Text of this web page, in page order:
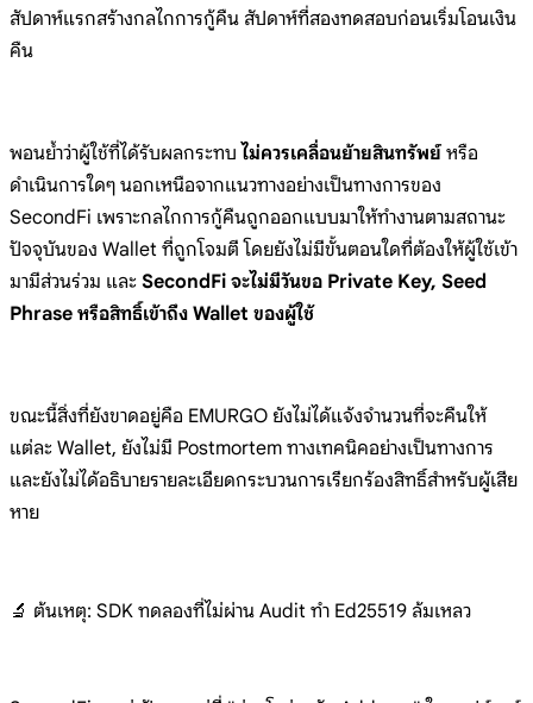
สัปดาห์แรกสร้างกลไกการกู้คืน สัปดาห์ที่สองทดสอบก่อนเริ่มโอนเงิน
คืน
พอนย้ำว่าผู้ใช้ที่ได้รับผลกระทบ ไม่ควรเคลื่อนย้ายสินทรัพย์ หรือ
ดำเนินการใดๆ นอกเหนือจากแนวทางอย่างเป็นทางการของ
SecondFi เพราะกลไกการกู้คืนถูกออกแบบมาให้ทำงานตามสถานะ
ปัจจุบันของ Wallet ที่ถูกโจมตี โดยยังไม่มีขั้นตอนใดที่ต้องให้ผู้ใช้เข้า
มามีส่วนร่วม และ SecondFi จะไม่มีวันขอ Private Key, Seed
Phrase หรือสิทธิ์เข้าถึง Wallet ของผู้ใช้
ขณะนี้สิ่งที่ยังขาดอยู่คือ EMURGO ยังไม่ได้แจ้งจำนวนที่จะคืนให้
แต่ละ Wallet, ยังไม่มี Postmortem ทางเทคนิคอย่างเป็นทางการ
และยังไม่ได้อธิบายรายละเอียดกระบวนการเรียกร้องสิทธิ์สำหรับผู้เสีย
หาย
🔬 ต้นเหตุ: SDK ทดลองที่ไม่ผ่าน Audit ทำ Ed25519 ล้มเหลว